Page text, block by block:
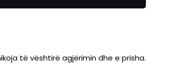
të vështirë agjërimin dhe e prisha.